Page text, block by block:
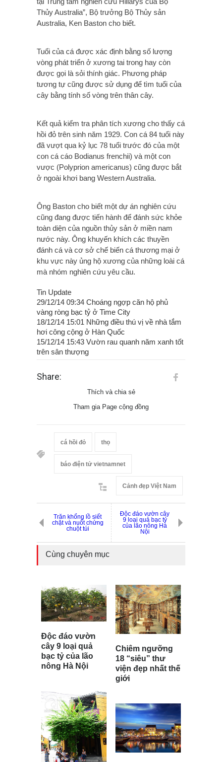
Thủy Australia”, Bộ trưởng Bộ Thủy sản
Australia, Ken Baston cho biết.
Tuổi của cá được xác định bằng số lượng
vòng phát triển ở xương tai trong hay còn
được gọi là sỏi thính giác. Phương pháp
tương tự cũng được sử dụng để tìm tuổi của
cây bằng tính số vòng trên thân cây.
Kết quả kiểm tra phân tích xương cho thấy cá
hồi đỏ trên sinh năm 1929. Con cá 84 tuổi này
đã vượt qua kỷ lục 78 tuổi trước đó của một
con cá cáo Bodianus frenchii) và một con
vược (Polyprion americanus) cũng được bắt
ở ngoài khơi bang Western Australia.
Ông Baston cho biết một dự án nghiên cứu
cũng đang được tiến hành để đánh sức khỏe
toàn diện của nguồn thủy sản ở miền nam
nước này. Ông khuyến khích các thuyền
đánh cá và cơ sở chế biến cá thương mại ở
khu vực này ủng hộ xương của những loài cá
mà nhóm nghiên cứu yêu cầu.
Tin Update
29/12/14 09:34 Choáng ngợp căn hộ phủ
vàng ròng bạc tỷ ở Time City
18/12/14 15:01 Những điều thú vị về nhà tắm
hơi công cộng ở Hàn Quốc
15/12/14 15:43 Vườn rau quanh năm xanh tốt
trên sân thượng
Share:
Thích và chia sẻ
Tham gia Page cộng đồng
cá hồi đỏ thọ
báo điện tử vietnamnet
Cảnh đẹp Việt Nam
Trăn khổng lồ siết
chặt và nuốt chửng
chuột túi
Độc đáo vườn cây
9 loại quả bạc tỷ
của lão nông Hà
Nội
Cùng chuyên mục
Độc đáo vườn
cây 9 loại quả
bạc tỷ của lão
nông Hà Nội
Chiêm ngưỡng
18 “siêu” thư
viện đẹp nhất thế
giới